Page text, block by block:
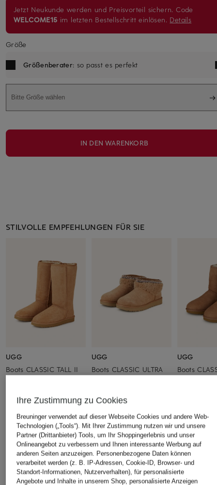
Jetzt Neukunde werden und Preisvorteil sichern. Code
WELCOME15 im letzten Bestellschritt einlösen. Details
Größe
Größenberater: so passt es perfekt
Bitte Größe wählen
IN DEN WARENKORB
STILVOLLE EMPFEHLUNGEN FÜR SIE
UGG
Boots CLASSIC TALL II
Bestpreis: 169,99 €
Ursprünglich:299,99 €
UGG
Boots CLASSIC ULTRA
Ursprünglich:179,99 €
UGG
Boots
ÄHNLICHE ARTIKEL ENTDECKEN
Ihre Zustimmung zu Cookies
Breuninger verwendet auf dieser Webseite Cookies und andere Web-
Technologien („Tools“). Mit Ihrer Zustimmung nutzen wir und unsere
Partner (Drittanbieter) Tools, um Ihr Shoppingerlebnis und unser
Onlineangebot zu verbessern und Ihnen interessante Werbung auf
anderen Seiten anzuzeigen. Personenbezogene Daten können
verarbeitet werden (z. B. IP-Adressen, Cookie-ID, Browser- und
Standort-Informationen, Nutzerverhalten), für personalisierte
Angebote und Inhalte in unserem Shop, personalisierte Anzeigen